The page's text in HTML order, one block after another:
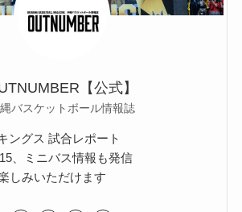
【公式】
バスケットボール情報誌
ングス 試合レポート
、ミニバス情報も発信
しみいただけます